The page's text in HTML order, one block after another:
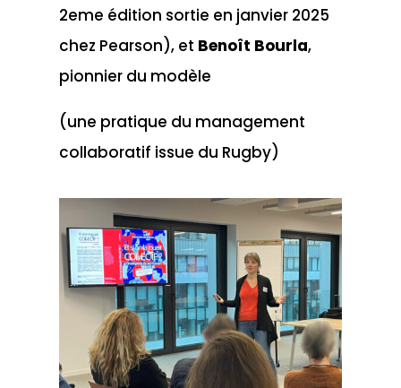
2eme édition sortie en janvier 2025
chez Pearson), et Benoît Bourla,
pionnier du modèle
(une pratique du management
collaboratif issue du Rugby)